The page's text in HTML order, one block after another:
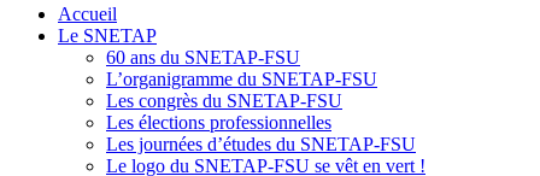
Accueil
Le SNETAP
60 ans du SNETAP-FSU
L’organigramme du SNETAP-FSU
Les congrès du SNETAP-FSU
Les élections professionnelles
Les journées d’études du SNETAP-FSU
Le logo du SNETAP-FSU se vêt en vert !